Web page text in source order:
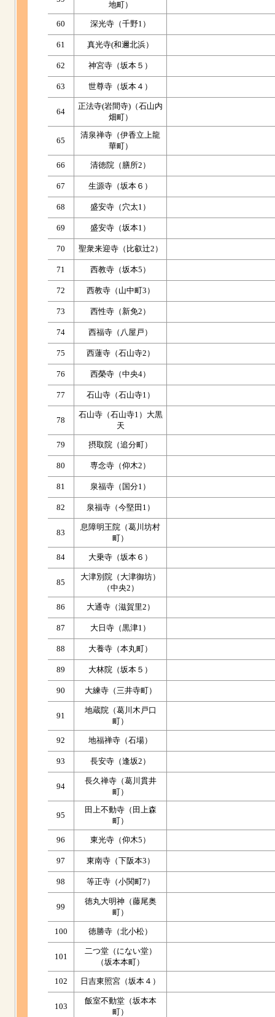
地町）
60 深光寺（千野1）
61 真光寺(和邇北浜）
62 神宮寺（坂本５）
63 世尊寺（坂本４）
64
正法寺(岩間寺)（石山内
畑町）
65
清泉禅寺（伊香立上龍
華町）
66 清徳院（膳所2）
67 生源寺（坂本６）
68 盛安寺（穴太1）
69 盛安寺（坂本1）
70 聖衆来迎寺（比叡辻2）
71 西教寺（坂本5）
72 西教寺（山中町3）
73 西性寺（新免2）
74 西福寺（八屋戸）
75 西蓮寺（石山寺2）
76 西榮寺（中央4）
77 石山寺（石山寺1）
78
石山寺（石山寺1）大黒
天
79 摂取院（追分町）
80 専念寺（仰木2）
81 泉福寺（国分1）
82 泉福寺（今堅田1）
83
息障明王院（葛川坊村
町）
84 大乗寺（坂本６）
85
大津別院（大津御坊）
（中央2）
86 大通寺（滋賀里2）
87 大日寺（黒津1）
88 大養寺（本丸町）
89 大林院（坂本５）
90 大練寺（三井寺町）
91
地蔵院（葛川木戸口
町）
92 地福禅寺（石場）
93 長安寺（逢坂2）
94
長久禅寺（葛川貫井
町）
95
田上不動寺（田上森
町）
96 東光寺（仰木5）
97 東南寺（下阪本3）
98 等正寺（小関町7）
99
徳丸大明神（藤尾奥
町）
100 徳勝寺（北小松）
101
二つ堂（にない堂）
（坂本本町）
102 日吉東照宮（坂本４）
103
飯室不動堂（坂本本
町）